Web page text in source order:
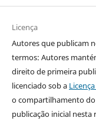
Licença
Autores que publicam
termos: Autores
direito de primeira
licenciado sob a
o compartilhamento
publicação inicial nesta